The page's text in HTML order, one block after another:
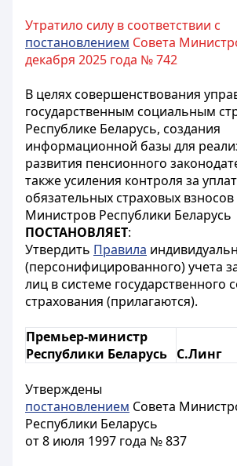
Утратило силу в соответствии с
постановлением Совета
декабря 2025 года № 742
В целях совершенствования
государственным социальным
Республике Беларусь, создания
информационной базы для
развития пенсионного
также усиления контроля за
обязательныхстраховых
Министров Республики Беларусь
ПОСТАНОВЛЯЕТ:
Утвердить Правила
(персонифицированного) учета
лиц в системе государственного
страхования (прилагаются).
Премьер-министр
Республики Беларусь С.Линг
Утверждены
постановлением Совета
Республики Беларусь
от 8 июля 1997 года № 837